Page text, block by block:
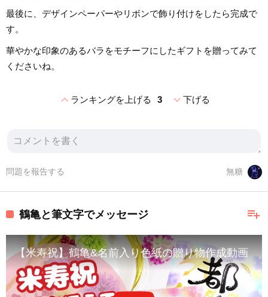
最後に、デザインペーパーやリボンで飾り付けをしたら完成で
す。
華やかな印象のあるバラをモチーフにしたギフトを贈ってみて
くださいね。
expand_lessランキングを上げる 3 expand_more下げる
無糖
問題を報告する
playlist_add
鶴亀と筆文字でメッセージ
【米寿祝】鶴亀&名前入り色紙の贈り物作成動画【